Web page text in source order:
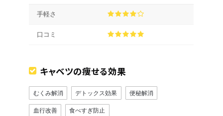
手軽さ
口コミ
キャベツの痩せる効果
むくみ解消 デトックス効果 便秘解消
血行改善 食べすぎ防止